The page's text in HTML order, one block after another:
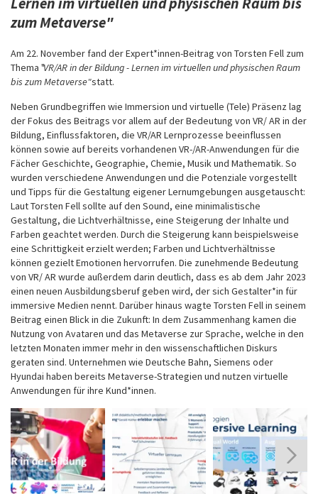
zum Metaverse"
Am 22. November fand der Expert*innen-Beitrag von Torsten Fell zum
Thema "VR/AR in der Bildung - Lernen im virtuellen und physischen Raum
bis zum Metaverse"statt.
Neben Grundbegriffen wie Immersion und virtuelle (Tele) Präsenz lag
der Fokus des Beitrags vor allem auf der Bedeutung von VR/ AR in der
Bildung, Einflussfaktoren, die VR/AR Lernprozesse beeinflussen
können sowie auf bereits vorhandenen VR-/AR-Anwendungen für die
Fächer Geschichte, Geographie, Chemie, Musik und Mathematik. So
wurden verschiedene Anwendungen und die Potenziale vorgestellt
und Tipps für die Gestaltung eigener Lernumgebungen ausgetauscht:
Laut Torsten Fell sollte auf den Sound, eine minimalistische
Gestaltung, die Lichtverhältnisse, eine Steigerung der Inhalte und
Farben geachtet werden. Durch die Steigerung kann beispielsweise
eine Schrittigkeit erzielt werden; Farben und Lichtverhältnisse
können gezielt Emotionen hervorrufen. Die zunehmende Bedeutung
von VR/ AR wurde außerdem darin deutlich, dass es ab dem Jahr 2023
einen neuen Ausbildungsberuf geben wird, der sich Gestalter*in für
immersive Medien nennt. Darüber hinaus wagte Torsten Fell in seinem
Beitrag einen Blick in die Zukunft: In dem Zusammenhang kamen die
Nutzung von Avataren und das Metaverse zur Sprache, welche in den
letzten Monaten immer mehr in den wissenschaftlichen Diskurs
geraten sind. Unternehmen wie Deutsche Bahn, Siemens oder
Hyundai haben bereits Metaverse-Strategien und nutzen virtuelle
Anwendungen für ihre Kund*innen.